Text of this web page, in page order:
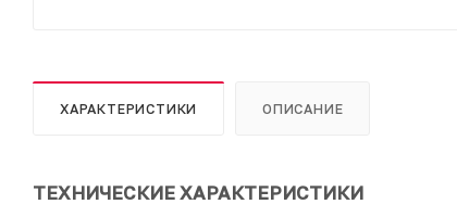
ХАРАКТЕРИСТИКИ ОПИСАНИЕ
ТЕХНИЧЕСКИЕ ХАРАКТЕРИСТИКИ